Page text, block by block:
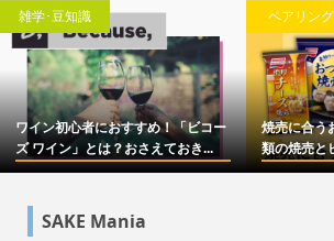
雑学･豆知識
ワイン初心者におすすめ！「ビコー
ズ ワイン」とは？おさえておき...
ペアリング
焼売に合う
類の焼売と
SAKE Mania